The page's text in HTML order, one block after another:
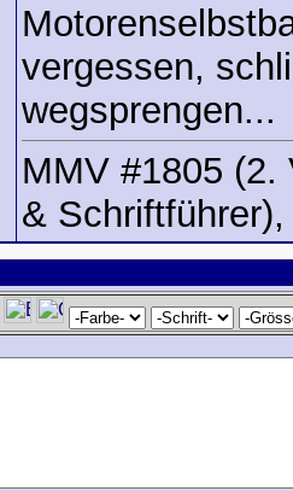
vergessen,
wegsprengen...
MMV #1805 (2.
&